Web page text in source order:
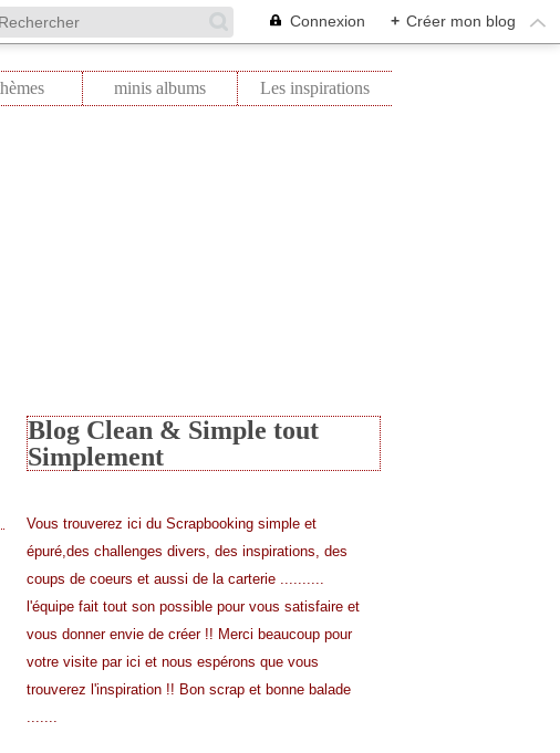
Connexion + Créer mon blog
minis albums Les inspirations
Blog Clean & Simple tout
Simplement
Vous trouverez ici du Scrapbooking simple et
épuré,des challenges divers, des inspirations, des
coups de coeurs et aussi de la carterie ..........
l'équipe fait tout son possible pour vous satisfaire et
vous donner envie de créer !! Merci beaucoup pour
votre visite par ici et nous espérons que vous
trouverez l'inspiration !! Bon scrap et bonne balade
.......